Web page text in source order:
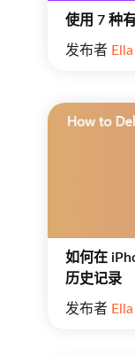
使用 7 种
发布者
如何在
历史记录
发布者